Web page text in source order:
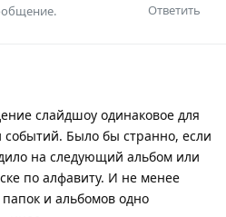
Ответить
слайдшоу одинаковое для
событий. Было бы странно, если
на следующий альбом или
по алфавиту. И не менее
и альбомов одно